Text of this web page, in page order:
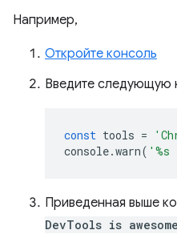
Например,
Откройте консоль
Введите следующую
const tools =
console.warn( '%s
Приведенная выше
DevTools is